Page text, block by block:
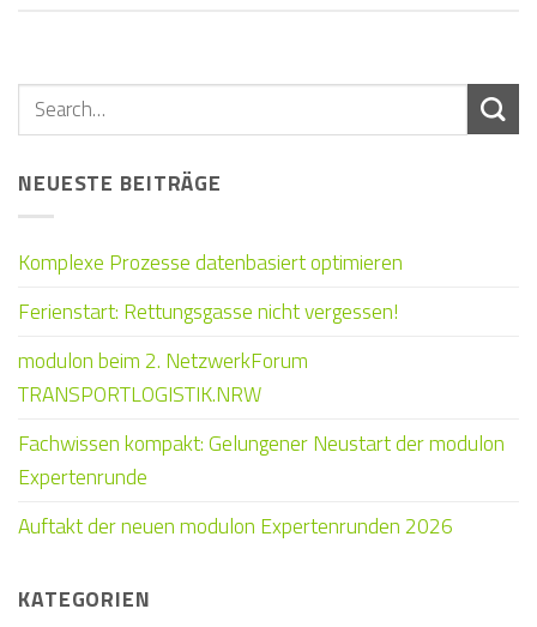
NEUESTE BEITRÄGE
Komplexe Prozesse datenbasiert optimieren
Ferienstart: Rettungsgasse nicht vergessen!
modulon beim 2. NetzwerkForum
TRANSPORTLOGISTIK.NRW
Fachwissen kompakt: Gelungener Neustart der modulon
Expertenrunde
Auftakt der neuen modulon Expertenrunden 2026
KATEGORIEN